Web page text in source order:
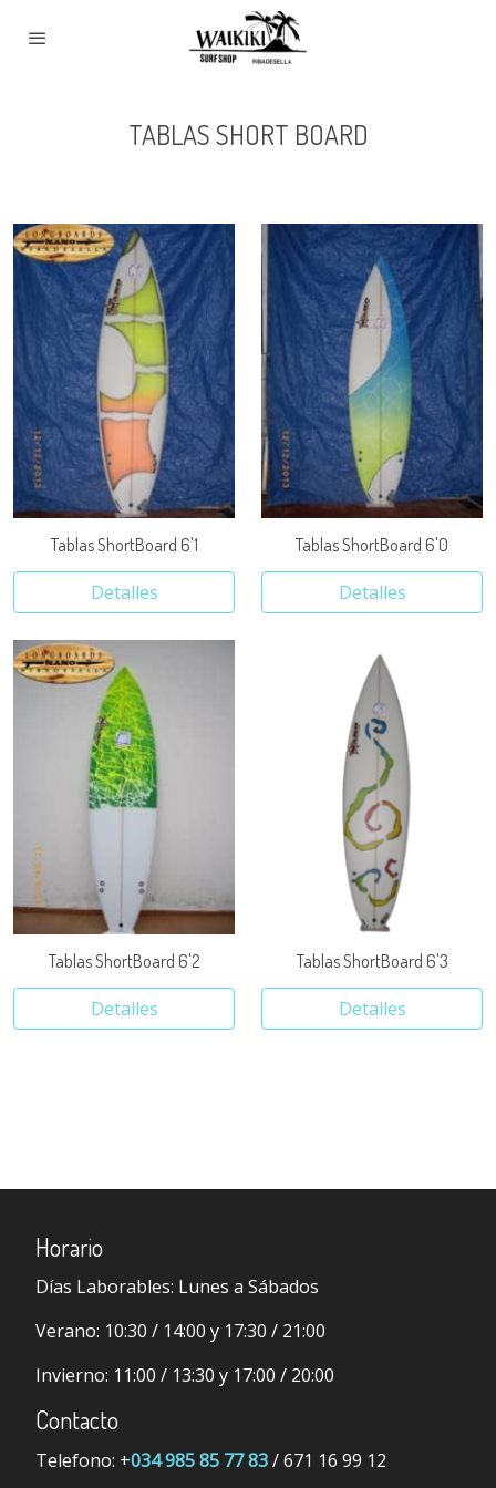
TABLAS SHORT BOARD
Tablas ShortBoard 6'1
Detalles
Tablas ShortBoard 6'0
Detalles
Tablas ShortBoard 6'2
Detalles
Tablas ShortBoard 6'3
Detalles
Horario
Días Laborables: Lunes a Sábados
Verano: 10:30 / 14:00 y 17:30 / 21:00
Invierno: 11:00 / 13:30 y 17:00 / 20:00
Contacto
Telefono: +034 985 85 77 83/ 671 16 99 12